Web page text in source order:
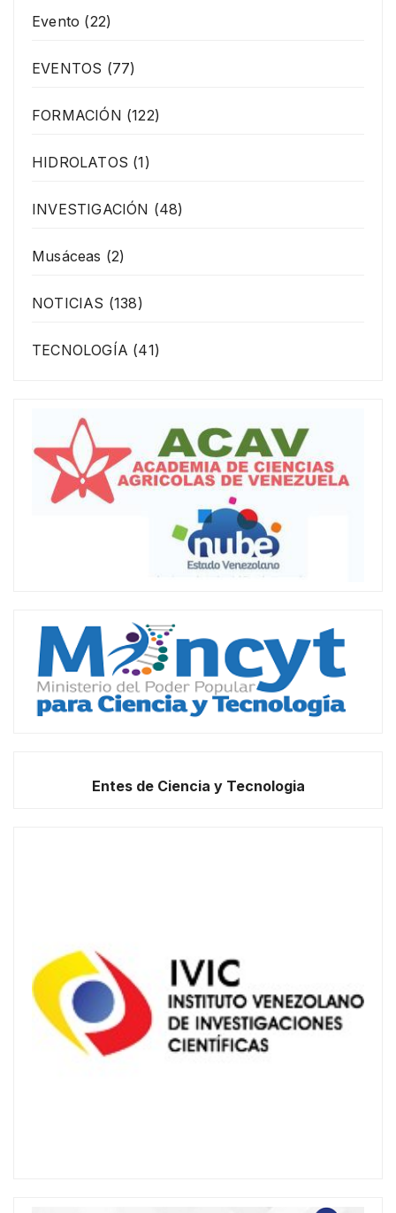
Evento (22)
EVENTOS (77)
FORMACIÓN (122)
HIDROLATOS (1)
INVESTIGACIÓN (48)
Musáceas (2)
NOTICIAS (138)
TECNOLOGÍA (41)
Entes de Ciencia y Tecnologia